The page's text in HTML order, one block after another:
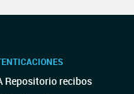
Repositorio recibos